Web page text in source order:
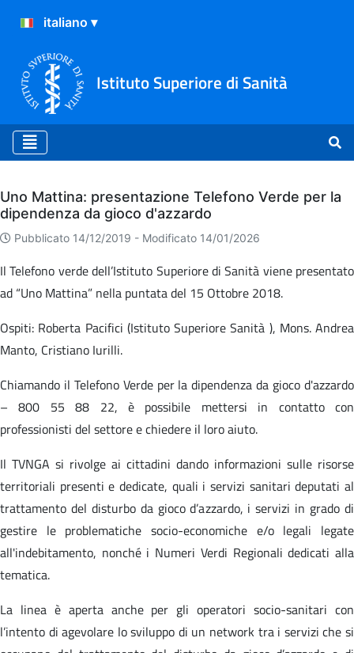
Istituto Superiore di Sanità
Archivio
Uno Mattina: presentazione Telefono Verde per la
dipendenza da gioco d'azzardo
Pubblicato 14/12/2019 - Modificato 14/01/2026
Il Telefono verde dell’Istituto Superiore di Sanità viene presentato
ad “Uno Mattina” nella puntata del 15 Ottobre 2018.
Ospiti: Roberta Pacifici (Istituto Superiore Sanità ), Mons. Andrea
Manto, Cristiano Iurilli.
Chiamando il Telefono Verde per la dipendenza da gioco d'azzardo
– 800 55 88 22, è possibile mettersi in contatto con
professionisti del settore e chiedere il loro aiuto.
Il TVNGA si rivolge ai cittadini dando informazioni sulle risorse
territoriali presenti e dedicate, quali i servizi sanitari deputati al
trattamento del disturbo da gioco d’azzardo, i servizi in grado di
gestire le problematiche socio-economiche e/o legali legate
all'indebitamento, nonché i Numeri Verdi Regionali dedicati alla
tematica.
La linea è aperta anche per gli operatori socio-sanitari con
l’intento di agevolare lo sviluppo di un network tra i servizi che si